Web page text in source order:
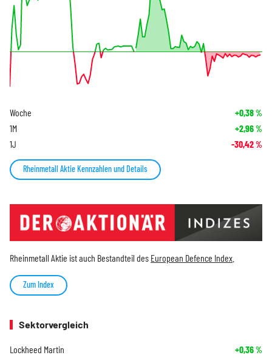
Woche +0,38%
1M +2,96%
1J -30,42%
Rheinmetall Aktie Kennzahlen und Details
Rheinmetall Aktie ist auch Bestandteil des European Defence Index
Zum Index
Sektorvergleich
Lockheed Martin +0,36%